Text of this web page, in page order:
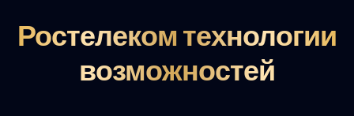
Ростелеком технологии
возможностей